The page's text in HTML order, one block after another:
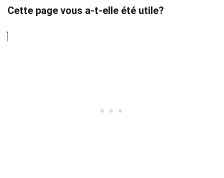
Cette page vous a-t-elle été utile?